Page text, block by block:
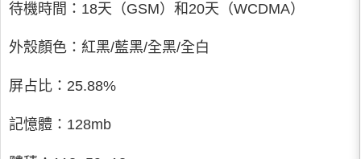
待機時間：18天（GSM）和20天（WCDMA）
外殼顏色：紅黑/藍黑/全黑/全白
屏占比：25.88%
記憶體：128mb